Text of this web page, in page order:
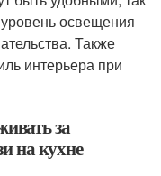
уровень освещения
Также
интерьера при
за
на кухне